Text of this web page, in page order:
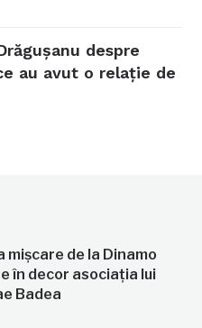
despre
au avut o relație de
mișcare de la Dinamo
în decor asociația lui
Badea